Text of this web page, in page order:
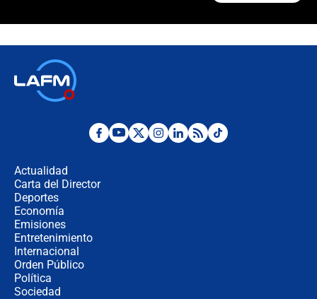
Posesión de Abelardo De La Espriella
Actualidad
Carta del Director
Deportes
Economía
Emisiones
Entretenimiento
Internacional
Orden Público
Política
Sociedad